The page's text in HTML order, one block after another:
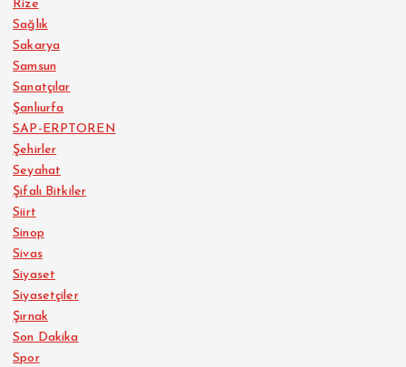
Rize
Sağlık
Sakarya
Samsun
Sanatçılar
Şanlıurfa
SAP-ERPTOREN
Şehirler
Seyahat
Şifalı Bitkiler
Siirt
Sinop
Sivas
Siyaset
Siyasetçiler
Şırnak
Son Dakika
Spor